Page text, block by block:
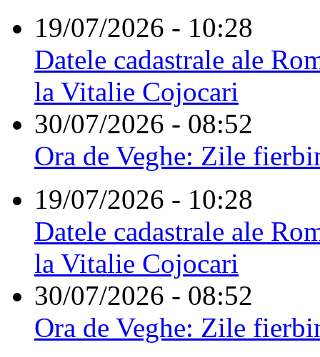
19/07/2026 - 10:28
Datele cadastrale ale
la Vitalie Cojocari
30/07/2026 - 08:52
Ora de Veghe: Zile
19/07/2026 - 10:28
Datele cadastrale ale
la Vitalie Cojocari
30/07/2026 - 08:52
Ora de Veghe: Zile